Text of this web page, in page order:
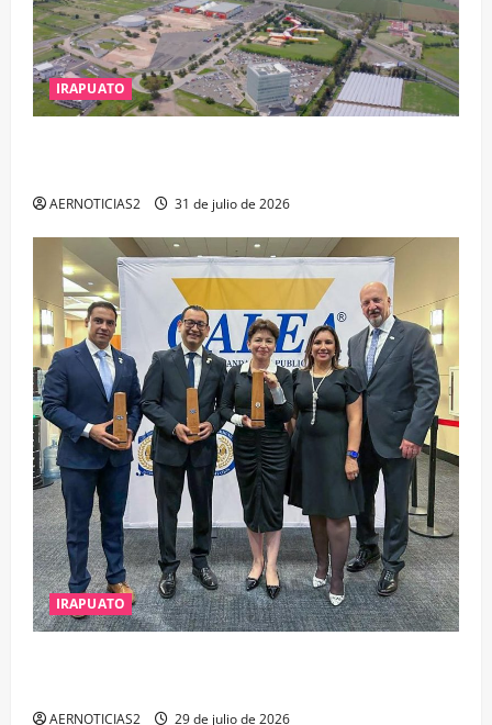
IRAPUATO
AERNOTICIAS2 31 de julio de 2026
IRAPUATO
AERNOTICIAS2 29 de julio de 2026